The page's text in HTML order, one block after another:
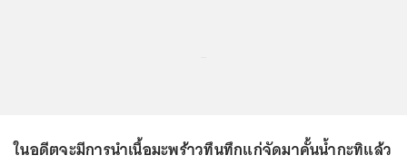
ในอดีตจะมีการนำเนื้อมะพร้าวทึนทึกแก่จัดมาคั้นน้ำกะทิแล้ว